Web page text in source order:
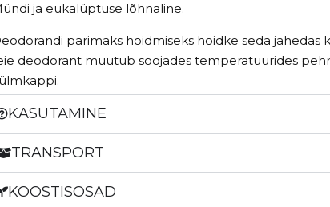
ja eukalüptuse lõhnaline.
parimaks hoidmiseks hoidke seda jahedas
deodorant muutub soojades temperatuurides
KASUTAMINE
TRANSPORT
KOOSTISOSAD